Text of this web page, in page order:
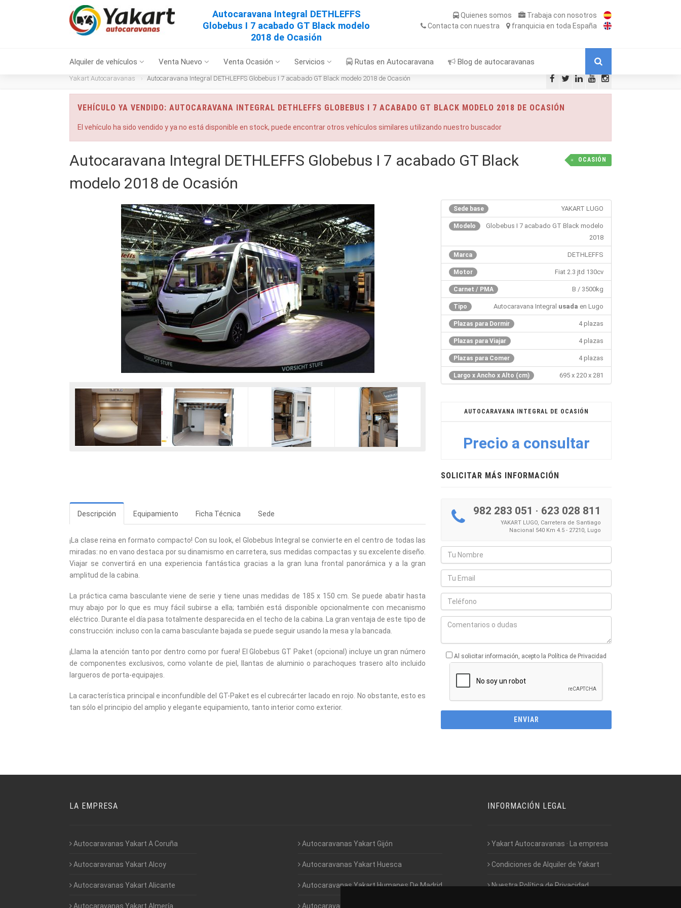
Autocaravana Integral DETHLEFFS
Globebus I 7 acabado GT Black modelo
2018 de Ocasión
Quienes somos Trabaja con nosotros
Contacta con nuestra franquicia en toda España
Alquiler de vehículos Venta Nuevo Venta Ocasión Servicios Rutas en Autocaravana Blog de autocaravanas
Yakart Autocaravanas Autocaravana Integral DETHLEFFS Globebus I 7 acabado GT Black modelo 2018 de Ocasión
VEHÍCULO YA VENDIDO: AUTOCARAVANA INTEGRAL DETHLEFFS GLOBEBUS I 7 ACABADO GT BLACK MODELO 2018 DE OCASIÓN
El vehículo ha sido vendido y ya no está disponible en stock, puede encontrar otros vehículos similares utilizando nuestro buscador
OCASIÓN
Autocaravana Integral DETHLEFFS Globebus I 7 acabado GT Black
modelo 2018 de Ocasión
Descripción Equipamiento Ficha Técnica Sede
¡La clase reina en formato compacto! Con su look, el Globebus Integral se convierte en el centro de todas las
miradas: no en vano destaca por su dinamismo en carretera, sus medidas compactas y su excelente diseño.
Viajar se convertirá en una experiencia fantástica gracias a la gran luna frontal panorámica y a la gran
amplitud de la cabina.
La práctica cama basculante viene de serie y tiene unas medidas de 185 x 150 cm. Se puede abatir hasta
muy abajo por lo que es muy fácil subirse a ella; también está disponible opcionalmente con mecanismo
eléctrico. Durante el día pasa totalmente desparecida en el techo de la cabina. La gran ventaja de este tipo de
construcción: incluso con la cama basculante bajada se puede seguir usando la mesa y la bancada.
¡Llama la atención tanto por dentro como por fuera! El Globebus GT Paket (opcional) incluye un gran número
de componentes exclusivos, como volante de piel, llantas de aluminio o parachoques trasero alto incluido
largueros de porta-equipajes.
La característica principal e inconfundible del GT-Paket es el cubrecárter lacado en rojo. No obstante, esto es
tan sólo el principio del amplio y elegante equipamiento, tanto interior como exterior.
Sede base YAKART LUGO
Modelo
Globebus I 7 acabado GT Black modelo
2018
Marca DETHLEFFS
Motor Fiat 2.3 jtd 130cv
Carnet / PMA B / 3500kg
Tipo Autocaravana Integral usada en Lugo
Plazas para Dormir 4 plazas
Plazas para Viajar 4 plazas
Plazas para Comer 4 plazas
Largo x Ancho x Alto (cm) 695 x 220 x 281
AUTOCARAVANA INTEGRAL DE OCASIÓN
Precio a consultar
SOLICITAR MÁS INFORMACIÓN
982 283 051 · 623 028 811
YAKART LUGO, Carretera de Santiago
Nacional 540 Km 4.5 - 27210, Lugo
Al solicitar información, acepto la Política de Privacidad
LA EMPRESA
Autocaravanas Yakart A Coruña
Autocaravanas Yakart Alcoy
Autocaravanas Yakart Alicante
Autocaravanas Yakart Almería
Autocaravanas Yakart Gijón
Autocaravanas Yakart Huesca
Autocaravanas Yakart Humanes De Madrid
Autocaravanas Yakart Jaén
INFORMACIÓN LEGAL
Yakart Autocaravanas · La empresa
Condiciones de Alquiler de Yakart
Nuestra Política de Privacidad